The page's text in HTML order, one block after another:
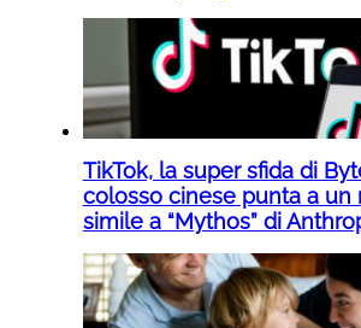
TikTok, la super sfida di
colosso cinese punta a un
simile a “Mythos” di